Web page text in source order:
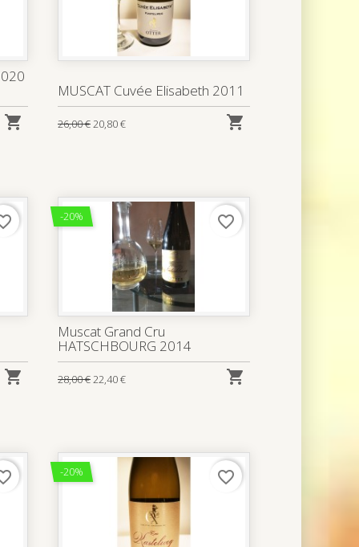

MUSCAT Cuvée Elisabeth 2011
26,00 €20,80 € 

-20%
Muscat Grand Cru
HATSCHBOURG 2014
28,00 €22,40 € 
favorite_border
-20% favorite_border